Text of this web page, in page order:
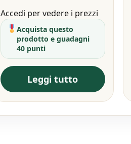
Accedi per vedere i prezzi
Acquista questo
prodotto e guadagni
40 punti
Leggi tutto